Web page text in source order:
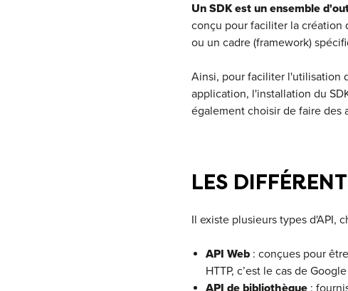
Un SDK est un ensemble
conçu pour faciliter la création
ou un cadre (framework)
Ainsi, pour faciliter l'utilisation
application, l'installation du
également choisir de faire des
LES
Il existe plusieurs types d'API,
API Web : conçues pour
HTTP, c’est le cas de
API de bibliothèque: